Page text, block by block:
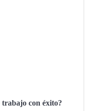
con éxito?